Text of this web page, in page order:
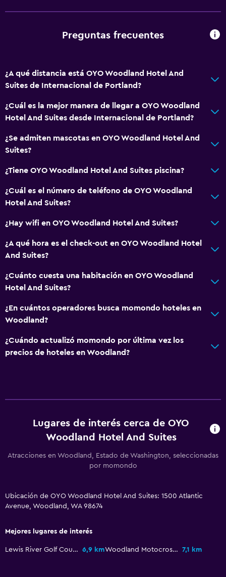
Estacionamiento y transporte
Estacionamiento privado
Sistema de entretenimiento
TV
Lavandería
Servicio de despertador
Habitación
Despertador
Teléfono
Preguntas frecuentes
¿A qué distancia está OYO Woodland Hotel And
Suites de Internacional de Portland?
¿Cuál es la mejor manera de llegar a OYO Woodland
Hotel And Suites desde Internacional de Portland?
¿Se admiten mascotas en OYO Woodland Hotel And
Suites?
¿Tiene OYO Woodland Hotel And Suites piscina?
¿Cuál es el número de teléfono de OYO Woodland
Hotel And Suites?
¿Hay wifi en OYO Woodland Hotel And Suites?
¿A qué hora es el check-out en OYO Woodland Hotel
And Suites?
¿Cuánto cuesta una habitación en OYO Woodland
Hotel And Suites?
¿En cuántos operadores busca momondo hoteles en
Woodland?
¿Cuándo actualizó momondo por última vez los
precios de hoteles en Woodland?
Lugares de interés cerca de OYO
Woodland Hotel And Suites
Atracciones en Woodland, Estado de Washington, seleccionadas
por momondo
Ubicación de OYO Woodland Hotel And Suites: 1500 Atlantic
Avenue, Woodland, WA 98674
Mejores lugares de interés
Lewis River Golf Course 6,9 km Woodland Motocross Park 7,1 km